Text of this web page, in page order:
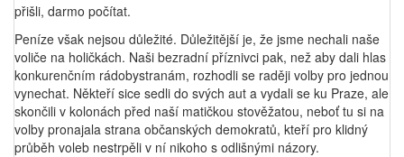
přišli, darmo počítat.
Peníze však nejsou důležité. Důležitější je, že jsme nechali naše
voliče na holičkách. Naši bezradní příznivci pak, než aby dali hlas
konkurenčním rádobystranám, rozhodli se raději volby pro jednou
vynechat. Někteří sice sedli do svých aut a vydali se ku Praze, ale
skončili v kolonách před naší matičkou stověžatou, neboť tu si na
volby pronajala strana občanských demokratů, kteří pro klidný
průběh voleb nestrpěli v ní nikoho s odlišnými názory.